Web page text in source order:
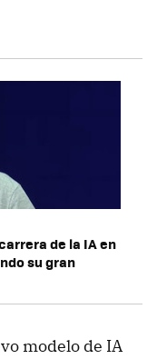
de la IA en
su gran
modelo de IA